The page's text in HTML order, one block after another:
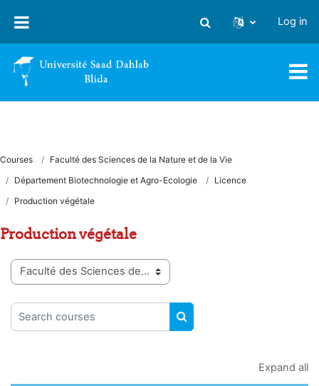
Toggle search input
Log in
Courses
Faculté des Sciences de la Nature et de la Vie
Département Biotechnologie et Agro-Ecologie
Licence
Production végétale
Production végétale
Course categories
Search courses
SEARCH COURSES
Expand all